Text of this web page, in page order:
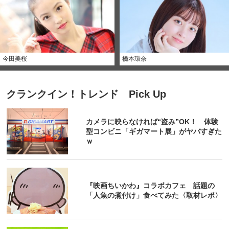
今田美桜 橋本環奈
クランクイン！トレンド Pick Up
カメラに映らなければ“盗み”OK！ 体験
型コンビニ「ギガマート展」がヤバすぎた
ｗ
『映画ちいかわ』コラボカフェ 話題の
「人魚の煮付け」食べてみた〈取材レポ〉